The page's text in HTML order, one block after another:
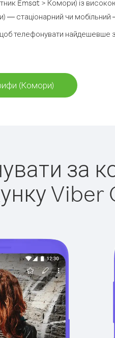
Emsat > Комори) із
стаціонарний чи мобільний
телефонувати найдешевше
(Комори)
за